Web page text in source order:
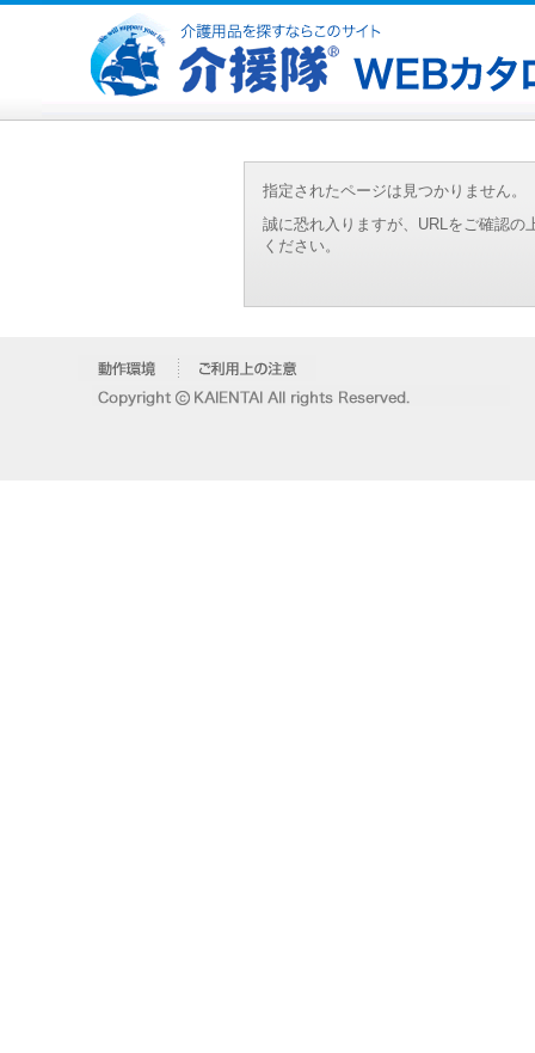
指定されたページは見つかりません。
誠に恐れ入りますが、URLをご確認
ください。